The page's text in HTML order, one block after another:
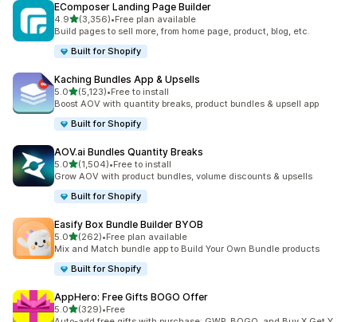
EComposer Landing Page Builder
4.95つ星中
(3,356)
合計レビュー数：3356件
•Free plan available
Build pages to sell more, from home page, product, blog, etc.
Built for Shopify
Kaching Bundles App & Upsells
5.05つ星中
(5,123)
合計レビュー数：5123件
•Free to install
Boost AOV with quantity breaks, product bundles & upsell app
Built for Shopify
AOV.ai Bundles Quantity Breaks
5.05つ星中
(1,504)
合計レビュー数：1504件
•Free to install
Grow AOV with product bundles, volume discounts & upsells
Built for Shopify
Easify Box Bundle Builder BYOB
5.05つ星中
(262)
合計レビュー数：262件
•Free plan available
Mix and Match bundle app to Build Your Own Bundle products
Built for Shopify
AppHero: Free Gifts BOGO Offer
5.05つ星中
(329)
合計レビュー数：329件
•Free